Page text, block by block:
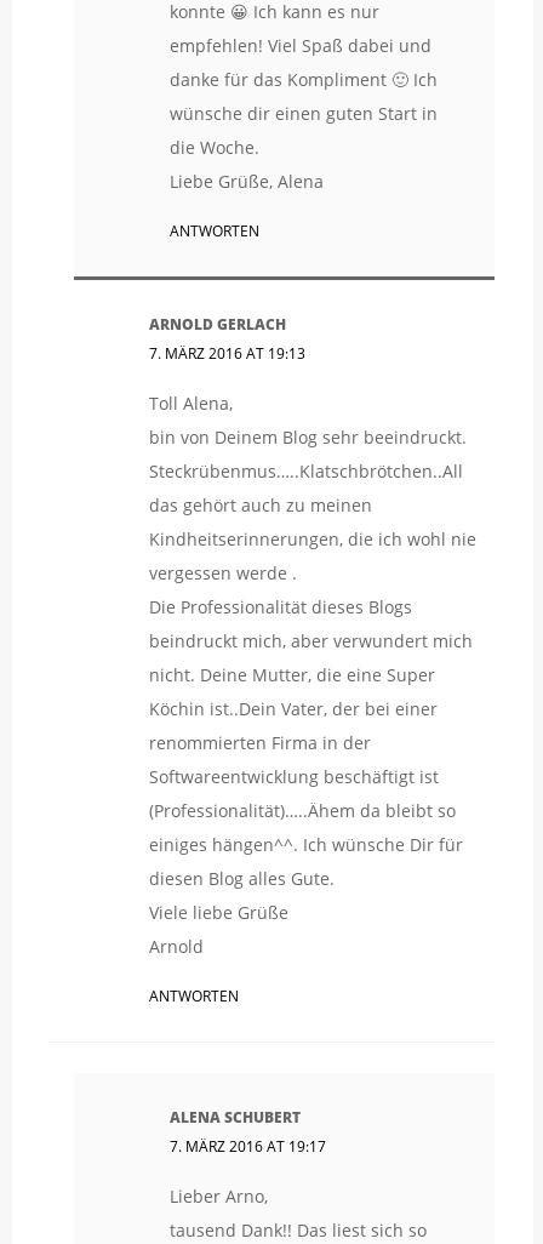
konnte 😀 Ich kann es nur
empfehlen! Viel Spaß dabei und
danke für das Kompliment 🙂 Ich
wünsche dir einen guten Start in
die Woche.
Liebe Grüße, Alena
ANTWORTEN
ARNOLD GERLACH
7. MÄRZ 2016 AT 19:13
Toll Alena,
bin von Deinem Blog sehr beeindruckt.
Steckrübenmus…..Klatschbrötchen..All
das gehört auch zu meinen
Kindheitserinnerungen, die ich wohl nie
vergessen werde .
Die Professionalität dieses Blogs
beindruckt mich, aber verwundert mich
nicht. Deine Mutter, die eine Super
Köchin ist..Dein Vater, der bei einer
renommierten Firma in der
Softwareentwicklung beschäftigt ist
(Professionalität)…..Ähem da bleibt so
einiges hängen^^. Ich wünsche Dir für
diesen Blog alles Gute.
Viele liebe Grüße
Arnold
ANTWORTEN
ALENA SCHUBERT
7. MÄRZ 2016 AT 19:17
Lieber Arno,
tausend Dank!! Das liest sich so